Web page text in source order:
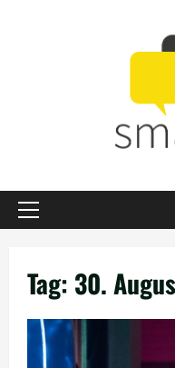
Primäres
Tag: 30.